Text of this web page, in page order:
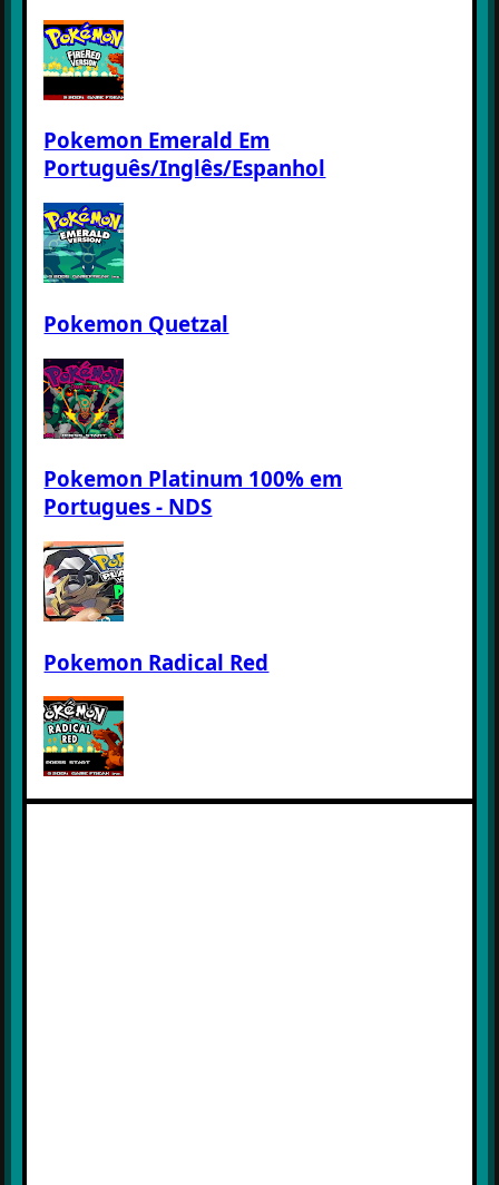
Pokemon Emerald Em
Português/Inglês/Espanhol
Pokemon Quetzal
Pokemon Platinum 100% em
Portugues - NDS
Pokemon Radical Red